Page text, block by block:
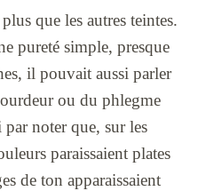
que les autres teintes.
pureté simple, presque
il pouvait aussi parler
ou du phlegme
noter que, sur les
paraissaient plates
de ton apparaissaient